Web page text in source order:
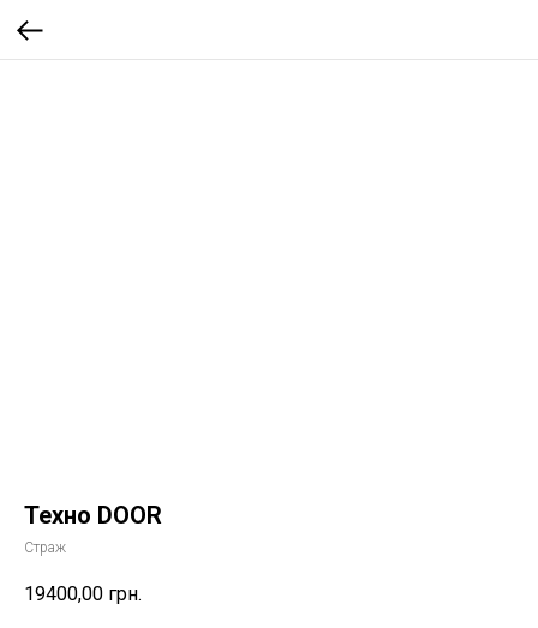
Техно DOOR
Страж
19400,00 грн.